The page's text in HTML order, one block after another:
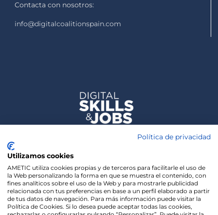
Contacta con nosotros:
info@digitalcoalitionspain.com
Política de privacidad
Utilizamos cookies
AMETIC utiliza cookies propias y de terceros para facilitarle el uso de
la Web personalizando la forma en que se muestra el contenido, con
fines analíticos sobre el uso de la Web y para mostrarle publicidad
relacionada con tus preferencias en base a un perfil elaborado a partir
de tus datos de navegación. Para más información puede visitar la
Política de Cookies. Si lo desea puede aceptar todas las cookies,